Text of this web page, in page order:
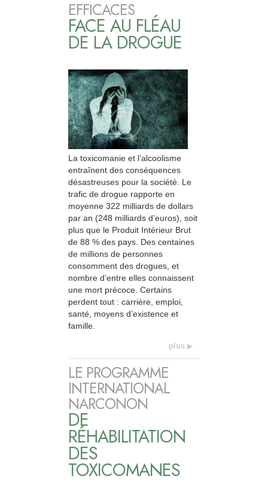
EFFICACES
FACE AU FLÉAU
DE LA DROGUE
La toxicomanie et l’alcoolisme
entraînent des conséquences
désastreuses pour la société. Le
trafic de drogue rapporte en
moyenne 322 milliards de dollars
par an (248 milliards d’euros), soit
plus que le Produit Intérieur Brut
de 88 % des pays. Des centaines
de millions de personnes
consomment des drogues, et
nombre d’entre elles connaissent
une mort précoce. Certains
perdent tout : carrière, emploi,
santé, moyens d’existence et
famille.
plus
LE PROGRAMME
INTERNATIONAL
NARCONON
DE
RÉHABILITATION
DES
TOXICOMANES